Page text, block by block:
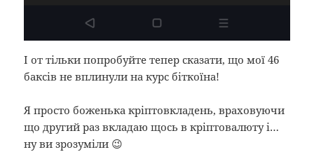
І от тільки попробуйте тепер сказати, що мої 46
баксів не вплинули на курс біткоїна!
Я просто боженька кріптовкладень, враховуючи
що другий раз вкладаю щось в кріптовалюту і…
ну ви зрозуміли 😉